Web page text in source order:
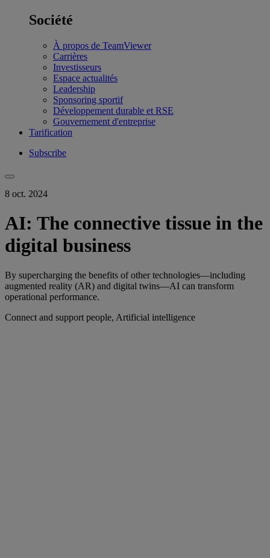
Société
À propos de TeamViewer
Carrières
Investisseurs
Espace actualités
Leadership
Sponsoring sportif
Développement durable et RSE
Gouvernement d'entreprise
Tarification
Subscribe
8 oct. 2024
AI: The connective tissue in the
digital business
By supercharging the benefits of other technologies—including
augmented reality (AR) and digital twins—AI can transform
operational performance.
Connect and support people, Artificial intelligence